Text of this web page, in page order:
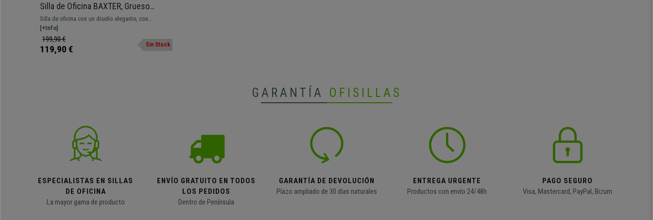
Silla de Oficina BAXTER, Grueso
Acolchado, Base Metálica, Tapizada
en Piel color Marrón claro
Silla de oficina con un diseño elegante, con
acolchado grueso tapizada en piel sintética.
[+Info]
199,90 €
119,90 € Sin Stock
GARANTÍA OFISILLAS
ESPECIALISTAS EN SILLAS
DE OFICINA
La mayor gama de producto
ENVÍO GRATUITO EN TODOS
LOS PEDIDOS
Dentro de Península
GARANTÍA DE DEVOLUCIÓN
Plazo ampliado de 30 días naturales
ENTREGA URGENTE
Productos con envío 24/48h
PAGO SEGURO
Visa, Mastercard, PayPal, Bizum